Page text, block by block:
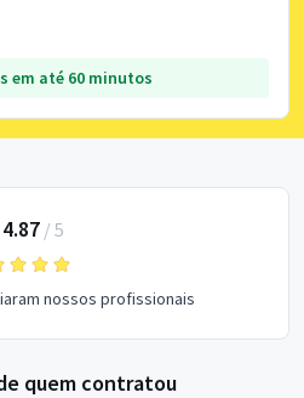
em até 60 minutos
4.87/ 5
nossos profissionais
quem contratou